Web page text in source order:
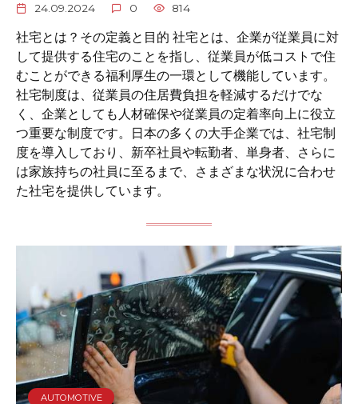
24.09.2024 0 814
社宅とは？その定義と目的 社宅とは、企業が従業員に対
して提供する住宅のことを指し、従業員が低コストで住
むことができる福利厚生の一環として機能しています。
社宅制度は、従業員の住居費負担を軽減するだけでな
く、企業としても人材確保や従業員の定着率向上に役立
つ重要な制度です。日本の多くの大手企業では、社宅制
度を導入しており、新卒社員や転勤者、単身者、さらに
は家族持ちの社員に至るまで、さまざまな状況に合わせ
た社宅を提供しています。
AUTOMOTIVE